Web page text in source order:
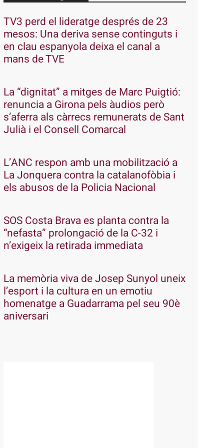
TV3 perd el lideratge després de 23
mesos: Una deriva sense continguts i
en clau espanyola deixa el canal a
mans de TVE
La “dignitat” a mitges de Marc Puigtió:
renuncia a Girona pels àudios però
s’aferra als càrrecs remunerats de Sant
Julià i el Consell Comarcal
L’ANC respon amb una mobilització a
La Jonquera contra la catalanofòbia i
els abusos de la Policia Nacional
SOS Costa Brava es planta contra la
“nefasta” prolongació de la C-32 i
n’exigeix la retirada immediata
La memòria viva de Josep Sunyol uneix
l’esport i la cultura en un emotiu
homenatge a Guadarrama pel seu 90è
aniversari